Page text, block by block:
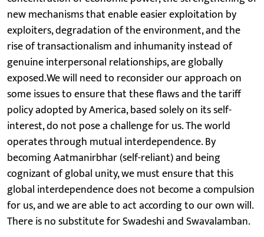
new mechanisms that enable easier exploitation by
exploiters, degradation of the environment, and the
rise of transactionalism and inhumanity instead of
genuine interpersonal relationships, are globally
exposed.We will need to reconsider our approach on
some issues to ensure that these flaws and the tariff
policy adopted by America, based solely on its self-
interest, do not pose a challenge for us. The world
operates through mutual interdependence. By
becoming Aatmanirbhar (self-reliant) and being
cognizant of global unity, we must ensure that this
global interdependence does not become a compulsion
for us, and we are able to act according to our own will.
There is no substitute for Swadeshi and Swavalamban.